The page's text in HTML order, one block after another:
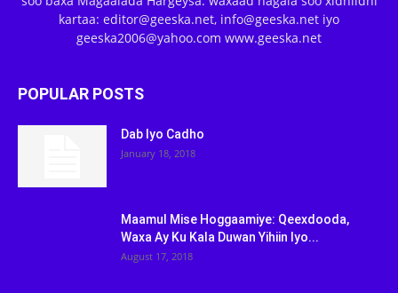
kartaa: editor@geeska.net, info@geeska.net iyo
geeska2006@yahoo.com www.geeska.net
POPULAR POSTS
Dab Iyo Cadho
January 18, 2018
Maamul Mise Hoggaamiye: Qeexdooda,
Waxa Ay Ku Kala Duwan Yihiin Iyo...
August 17, 2018